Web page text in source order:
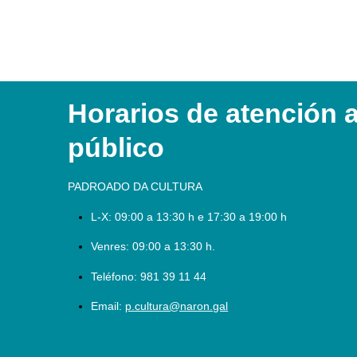
Horarios de atención
público
PADROADO DA CULTURA
L-X: 09:00 a 13:30 h e 17:30 a 19:00 h
Venres: 09:00 a 13:30 h.
Teléfono: 981 39 11 44
Email: p.cultura@naron.gal